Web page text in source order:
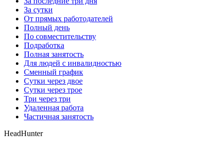
За сутки
От прямых работодателей
Полный день
По совместительству
Подработка
Полная занятость
Для людей с инвалидностью
Сменный график
Сутки через двое
Сутки через трое
Три через три
Удаленная работа
Частичная занятость
HeadHunter